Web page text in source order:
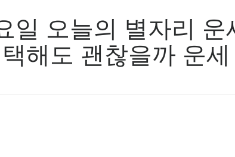
오늘의 별자리 운
해도 괜찮을까 운세